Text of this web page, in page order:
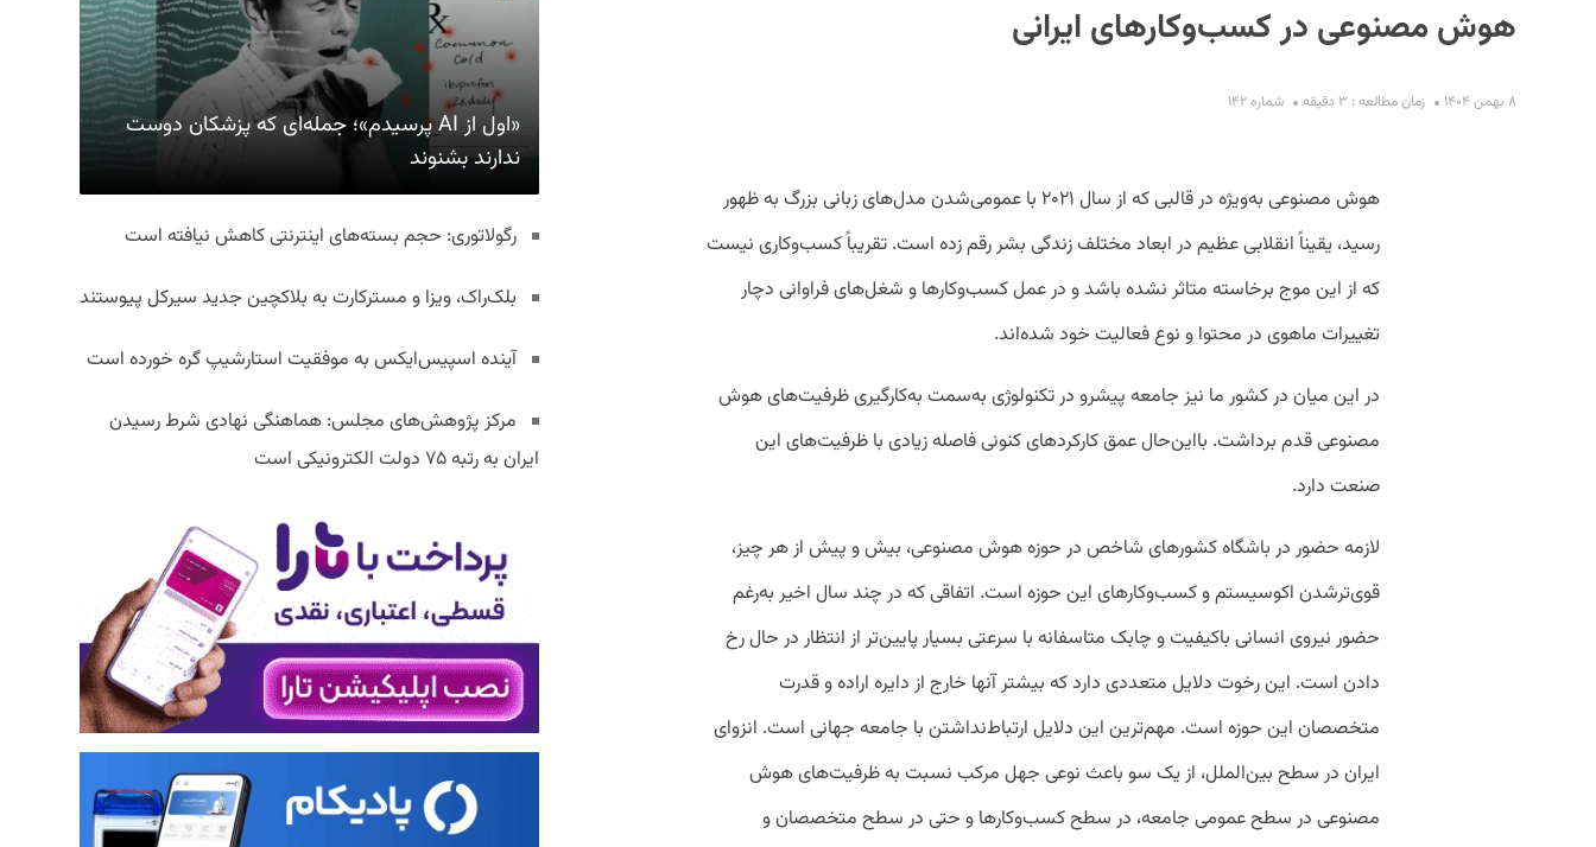
هوش مصنوعی در کسب‌وکارهای ایرانی
۸ بهمن ۱۴۰۴ زمان مطالعه : ۳ دقیقه شماره ۱۴۲
هوش مصنوعی به‌‌ویژه در قالبی که از سال ۲۰۲۱ با عمومی‌شدن مدل‌های زبانی بزرگ به ظهور
رسید، یقیناً انقلابی عظیم در ابعاد مختلف زندگی بشر رقم زده است. تقریباً کسب‌و‌کاری نیست
که از این موج برخاسته متاثر نشده باشد و در عمل کسب‌وکارها و شغل‌های فراوانی دچار
تغییرات ماهوی در محتوا و نوع فعالیت خود شده‌اند.
در این میان در کشور ما نیز جامعه پیشرو در تکنولوژی به‌سمت به‌کارگیری ظرفیت‌های هوش
مصنوعی قدم برداشت. با‌این‌حال عمق کارکردهای کنونی فاصله زیادی با ظرفیت‌های این
صنعت دارد.
لازمه حضور در باشگاه کشورهای شاخص در حوزه هوش مصنوعی، بیش و پیش از هر چیز،
قوی‌ترشدن اکوسیستم و کسب‌وکارهای این حوزه است. اتفاقی که در چند سال اخیر به‌رغم
حضور نیروی انسانی باکیفیت و چابک متاسفانه با سرعتی بسیار پایین‌تر از انتظار در حال رخ
دادن است. این رخوت دلایل متعددی دارد که بیشتر آنها خارج از دایره اراده و قدرت
متخصصان این حوزه است. مهم‌ترین این دلایل ارتباط‌نداشتن با جامعه جهانی است. انزوای
ایران در سطح بین‌الملل، از یک سو باعث نوعی جهل مرکب نسبت به ظرفیت‌های هوش
مصنوعی در سطح عمومی جامعه، در سطح کسب‌وکارها و حتی در سطح متخصصان و
«اول از AI پرسیدم»؛ جمله‌ای که پزشکان دوست
ندارند بشنوند
رگولاتوری: حجم بسته‌های اینترنتی کاهش نیافته است
بلک‌راک، ویزا و مسترکارت به بلاکچین جدید سیرکل پیوستند
آینده اسپیس‌ایکس به موفقیت استارشیپ گره خورده است
مرکز پژوهش‌های مجلس: هماهنگی نهادی شرط رسیدن
ایران به رتبه ۷۵ دولت الکترونیکی است